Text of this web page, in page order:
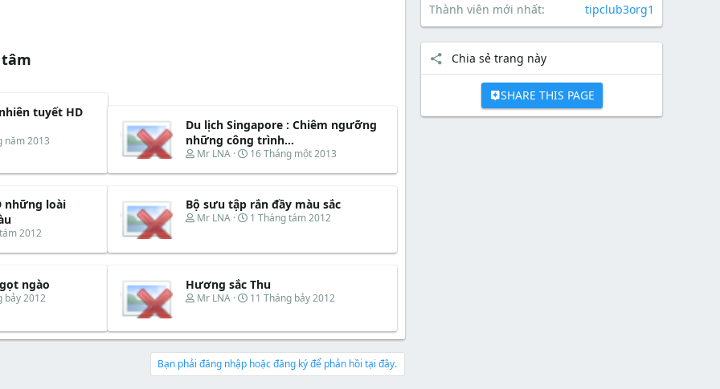
tuyết HD
năm 2013
Du lịch Singapore : Chiêm ngưỡng
những công trình...
T
r
a
d
a
t
e
Mr LNA
N
à
b
ắ
ầ
16 Tháng một 2013
những loài
2012
Bộ sưu tập rắn đầy màu sắc
T
e
d
s
r
t
e
Mr LNA
N
y
ắ
t
u
1 Tháng tám 2012
ngào
bảy 2012
Hương sắc Thu
T
e
d
s
Mr LNA
N
y
ắ
t
11 Tháng bảy 2012
Bạn phải đăng nhập hoặc đăng ký để phản hồi tại đây.
Thành viên mới nhất
tipclub3org1
Chia sẻ trang này
SHARE THIS PAGE